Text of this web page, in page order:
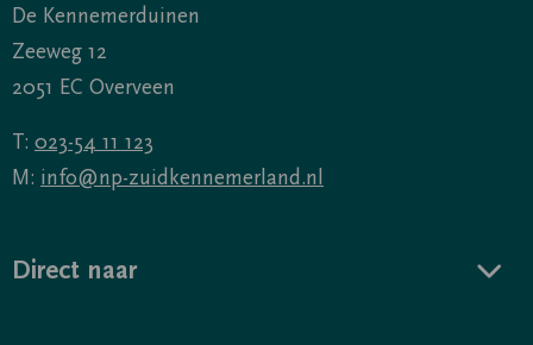
De Kennemerduinen
Zeeweg 12
2051 EC Overveen
T: 023-54 11 123
M: info@np-zuidkennemerland.nl
Direct naar